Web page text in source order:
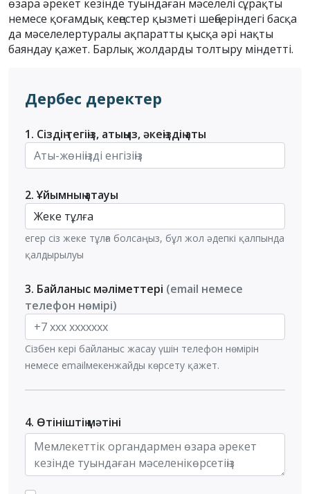
өзара әрекет кезінде туындаған мәселелі сұрақты
немесе қоғамдық кеңестер қызметі шеңберіндегі басқа
да мәселелертуралы ақпаратты қысқа әрі нақты
баяндау қажет. Барлық жолдарды толтыру міндетті.
Дербес деректер
1. Сіздің тегіңіз, атыңыз, әкеңіздің аты
2. Ұйымның атауы
егер сіз жеке тұлға болсаңыз, бұл жол әдепкі қалпында
қалдырылуы
3. Байланыс мәліметтері (email немесе
телефон нөмірі)
Сізбен кері байланыс жасау үшін телефон нөмірін
немесе emailмекенжайды көрсету қажет.
4. Өтініштің мәтіні